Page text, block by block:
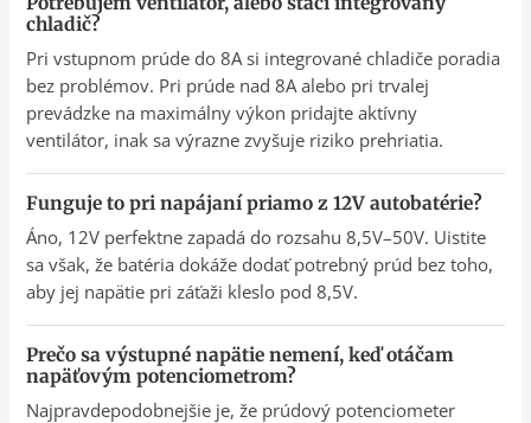
chladič?
Pri vstupnom prúde do 8A si integrované chladiče poradia
bez problémov. Pri prúde nad 8A alebo pri trvalej
prevádzke na maximálny výkon pridajte aktívny
ventilátor, inak sa výrazne zvyšuje riziko prehriatia.
Funguje to pri napájaní priamo z 12V autobatérie?
Áno, 12V perfektne zapadá do rozsahu 8,5V–50V. Uistite
sa však, že batéria dokáže dodať potrebný prúd bez toho,
aby jej napätie pri záťaži kleslo pod 8,5V.
Prečo sa výstupné napätie nemení, keď otáčam
napäťovým potenciometrom?
Najpravdepodobnejšie je, že prúdový potenciometer